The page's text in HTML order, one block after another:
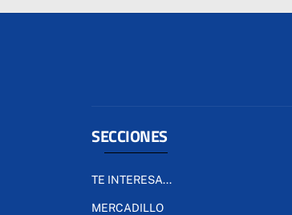
SECCIONES
TE INTERESA...
MERCADILLO